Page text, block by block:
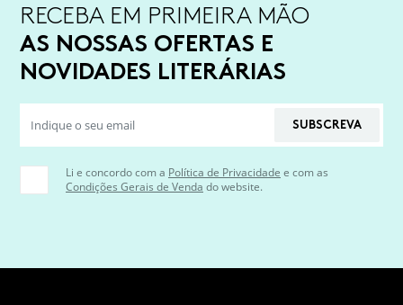
RECEBA EM PRIMEIRA MÃO
AS NOSSAS OFERTAS E
NOVIDADES LITERÁRIAS
SUBSCREVA
Li e concordo com a Política de Privacidade e com as
Condições Gerais de Venda do website.